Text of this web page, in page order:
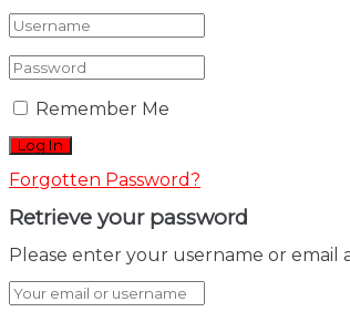
Remember Me
Forgotten Password?
Retrieve your password
Please enter your username or email